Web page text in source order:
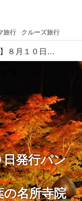
旅行 クルーズ旅行
【こころの旅】８月１０日発行パンフレットより 秋におススメ！ 紅葉の名所寺院へご案内
発行パン
名所寺院